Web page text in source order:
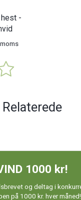
-
Relaterede
1000 kr!
og deltag i
på 1000 kr. hver